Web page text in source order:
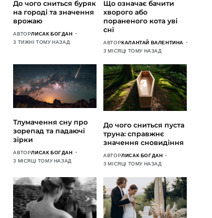
До чого сниться буряк
на городі та значення
врожаю
АВТОРЛИСАК БОГДАН
3 ТИЖНІ ТОМУ НАЗАД
Що означає бачити
хворого або
пораненого кота уві
сні
АВТОРКАЛАНТАЙ ВАЛЕНТИНА
3 МІСЯЦІ ТОМУ НАЗАД
Тлумачення сну про
зорепад та падаючі
зірки
АВТОРЛИСАК БОГДАН
3 МІСЯЦІ ТОМУ НАЗАД
До чого сниться пуста
труна: справжнє
значення сновидіння
АВТОРЛИСАК БОГДАН
3 МІСЯЦІ ТОМУ НАЗАД